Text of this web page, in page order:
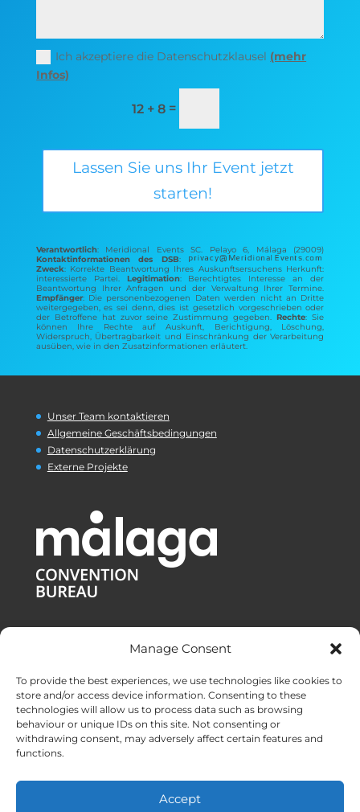
Manage Consent
To provide the best experiences, we use technologies like cookies to
store and/or access device information. Consenting to these
technologies will allow us to process data such as browsing
behaviour or unique IDs on this site. Not consenting or
withdrawing consent, may adversely affect certain features and
functions.
Accept
Ich akzeptiere die Datenschutzklausel (mehr
Infos)
12 + 8 =
Lassen Sie uns Ihr Event jetzt
starten!
Verantwortlich: Meridional Events SC. Pelayo 6, Málaga (29009)
Kontaktinformationen des DSB:
Zweck: Korrekte Beantwortung Ihres Auskunftsersuchens Herkunft:
interessierte Partei. Legitimation: Berechtigtes Interesse an der
Beantwortung Ihrer Anfragen und der Verwaltung Ihrer Termine.
Empfänger: Die personenbezogenen Daten werden nicht an Dritte
weitergegeben, es sei denn, dies ist gesetzlich vorgeschrieben oder
der Betroffene hat zuvor seine Zustimmung gegeben.Rechte: Sie
können Ihre Rechte auf Auskunft, Berichtigung, Löschung,
Widerspruch, Übertragbarkeit und Einschränkung der Verarbeitung
ausüben, wie in den Zusatzinformationen erläutert.
Unser Team kontaktieren
Allgemeine Geschäftsbedingungen
Datenschutzerklärung
Externe Projekte
Valencia
DMC-Services in ganz Spanien